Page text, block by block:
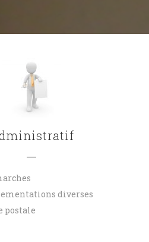
Bulletin
diverses
postale